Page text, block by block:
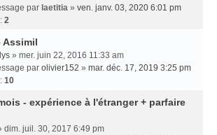
par laetitia » ven. janv. 03, 2020 6:01 pm
2
Assimil
» mer. juin 22, 2016 11:33 am
par olivier152 » mar. déc. 17, 2019 3:25 pm
10
- expérience à l'étranger + parfaire
dim. juil. 30, 2017 6:49 pm